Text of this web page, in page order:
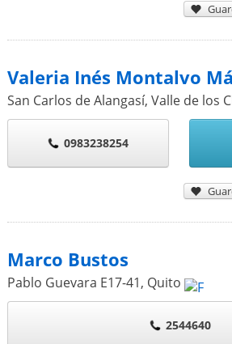
Valeria Inés Montalvo
San Carlos de Alangasí, Valle de los
0983238254
Marco Bustos
Pablo Guevara E17-41, Quito
2544640